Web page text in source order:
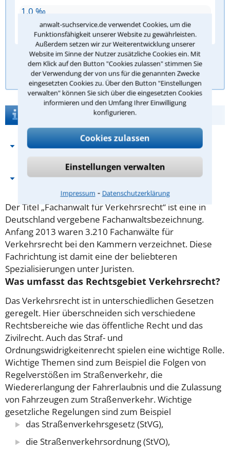
anwalt-suchservice.de verwendet Cookies, um die
Funktionsfähigkeit unserer Website zu gewährleisten.
Außerdem setzen wir zur Weiterentwicklung unserer
Website im Sinne der Nutzer zusätzliche Cookies ein. Mit
dem Klick auf den Button "Cookies zulassen" stimmen Sie
der Verwendung der von uns für die genannten Zwecke
eingesetzten Cookies zu. Über den Button "Einstellungen
verwalten" können Sie sich über die eingesetzten Cookies
informieren und den Umfang Ihrer Einwilligung
konfigurieren.
Cookies zulassen
Einstellungen verwalten
Impressum ⁃ Datenschutzerklärung
1,0 ‰
1,5 ‰
Antwort überprüfen
Das Verkehrsrecht
Was umfasst das Rechtsgebiet
Verkehrsrecht?
Wie wird man Fachanwalt?
Der Titel „Fachanwalt für Verkehrsrecht“ ist eine in
Deutschland vergebene Fachanwaltsbezeichnung.
Anfang 2013 waren 3.210 Fachanwälte für
Verkehrsrecht bei den Kammern verzeichnet. Diese
Fachrichtung ist damit eine der beliebteren
Spezialisierungen unter Juristen.
Was umfasst das Rechtsgebiet Verkehrsrecht?
Das Verkehrsrecht ist in unterschiedlichen Gesetzen
geregelt. Hier überschneiden sich verschiedene
Rechtsbereiche wie das öffentliche Recht und das
Zivilrecht. Auch das Straf- und
Ordnungswidrigkeitenrecht spielen eine wichtige Rolle.
Wichtige Themen sind zum Beispiel die Folgen von
Regelverstößen im Straßenverkehr, die
Wiedererlangung der Fahrerlaubnis und die Zulassung
von Fahrzeugen zum Straßenverkehr.Wichtige
gesetzliche Regelungen sind zum Beispiel
das Straßenverkehrsgesetz (StVG),
die Straßenverkehrsordnung (StVO),